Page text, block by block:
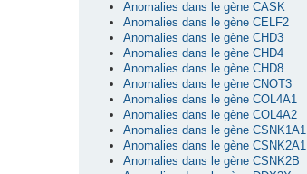
Anomalies dans le gène CASK
Anomalies dans le gène CELF2
Anomalies dans le gène CHD3
Anomalies dans le gène CHD4
Anomalies dans le gène CHD8
Anomalies dans le gène CNOT3
Anomalies dans le gène COL4A1
Anomalies dans le gène COL4A2
Anomalies dans le gène CSNK1A1
Anomalies dans le gène CSNK2A1
Anomalies dans le gène CSNK2B